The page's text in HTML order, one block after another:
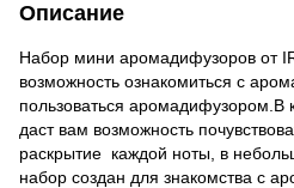
Описание
Набор мини аромадифузоров от
возможность ознакомиться с
пользоваться аромадифузором.В
даст вам возможность
раскрытие каждой ноты, в
набор создан для знакомства с